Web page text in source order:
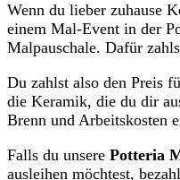
Wenn du lieber zuhause
einem Mal-Event in der
Malpauschale. Dafür
Du zahlst also den Preis
die Keramik, die du dir
Brenn und Arbeitskosten
Falls du unsere Potteria
ausleihen möchtest,